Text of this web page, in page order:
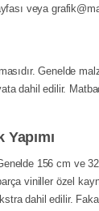
veya
Genelde
dahil edilir.
156 cm ve
viniller özel
dahil edilir.